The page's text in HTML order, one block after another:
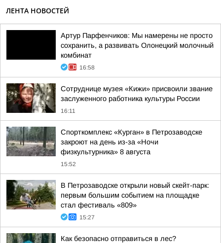
ЛЕНТА НОВОСТЕЙ
Артур Парфенчиков: Мы намерены не просто
сохранить, а развивать Олонецкий молочный
комбинат
16:58
Сотруднице музея «Кижи» присвоили звание
заслуженного работника культуры России
16:11
Спорткомплекс «Курган» в Петрозаводске
закроют на день из-за «Ночи
физкультурника» 8 августа
15:52
В Петрозаводске открыли новый скейт-парк:
первым большим событием на площадке
стал фестиваль «809»
15:27
Как безопасно отправиться в лес?